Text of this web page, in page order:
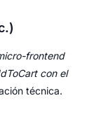
frontend
con el
técnica.